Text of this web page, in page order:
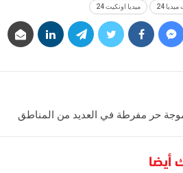
24 ميديا اونكيت 24
موجة حر مفرطة في العديد من المناطق
أيضا